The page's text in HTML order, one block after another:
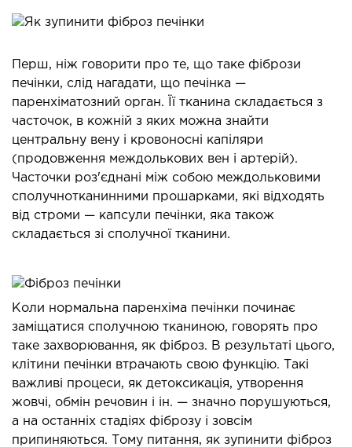
ХІРУРГІЯ
в гінекології
в онкології
в урології
в хірургії
ТА ОНКОХІРУРГІЯ
та онкохірургія
НАПРЯМ
Перш, ніж говорити про те, що таке фібрози
печінки, слід нагадати, що печінка —
паренхіматозний орган. Її тканина складається з
часточок, в кожній з яких можна знайти
центральну вену і кровоносні капіляри
(продовження междолькових вен і артерій).
Часточки роз'єднані між собою междольковими
сполучнотканинними прошарками, які відходять
від строми — капсули печінки, яка також
складається зі сполучної тканини.
Коли нормальна паренхіма печінки починає
заміщатися сполучною тканиною, говорять про
таке захворювання, як фіброз. В результаті цього,
клітини печінки втрачають свою функцію. Такі
важливі процеси, як детоксикація, утворення
жовчі, обмін речовин і ін. — значно порушуються,
а на останніх стадіях фіброзу і зовсім
припиняються. Тому питання, як зупинити фіброз